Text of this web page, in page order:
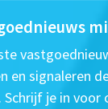
en signaleren
je in voor